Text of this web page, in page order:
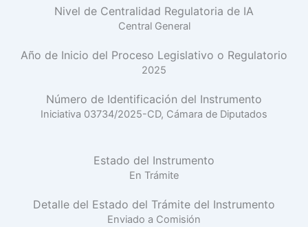
Nivel de Centralidad Regulatoria de IA
Central General
Año de Inicio del Proceso Legislativo o Regulatorio
2025
Número de Identificación del Instrumento
Iniciativa 03734/2025-CD, Cámara de Diputados
Estado del Instrumento
En Trámite
Detalle del Estado del Trámite del Instrumento
Enviado a Comisión